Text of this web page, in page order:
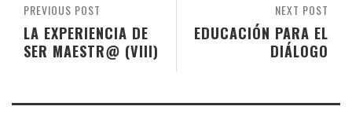
NEXT POST
EDUCACIÓN PARA EL
DIÁLOGO
PREVIOUS POST
LA EXPERIENCIA DE
SER MAESTR@ (VIII)